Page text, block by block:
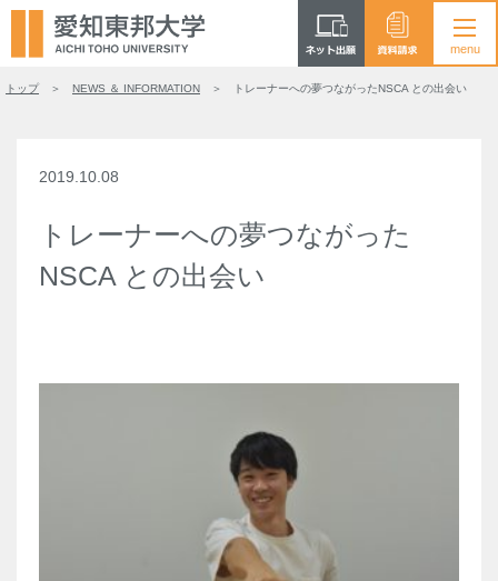
トップ NEWS ＆ INFORMATION トレーナーへの夢つながったNSCA との出会い
2019.10.08
トレーナーへの夢つながった
NSCA との出会い